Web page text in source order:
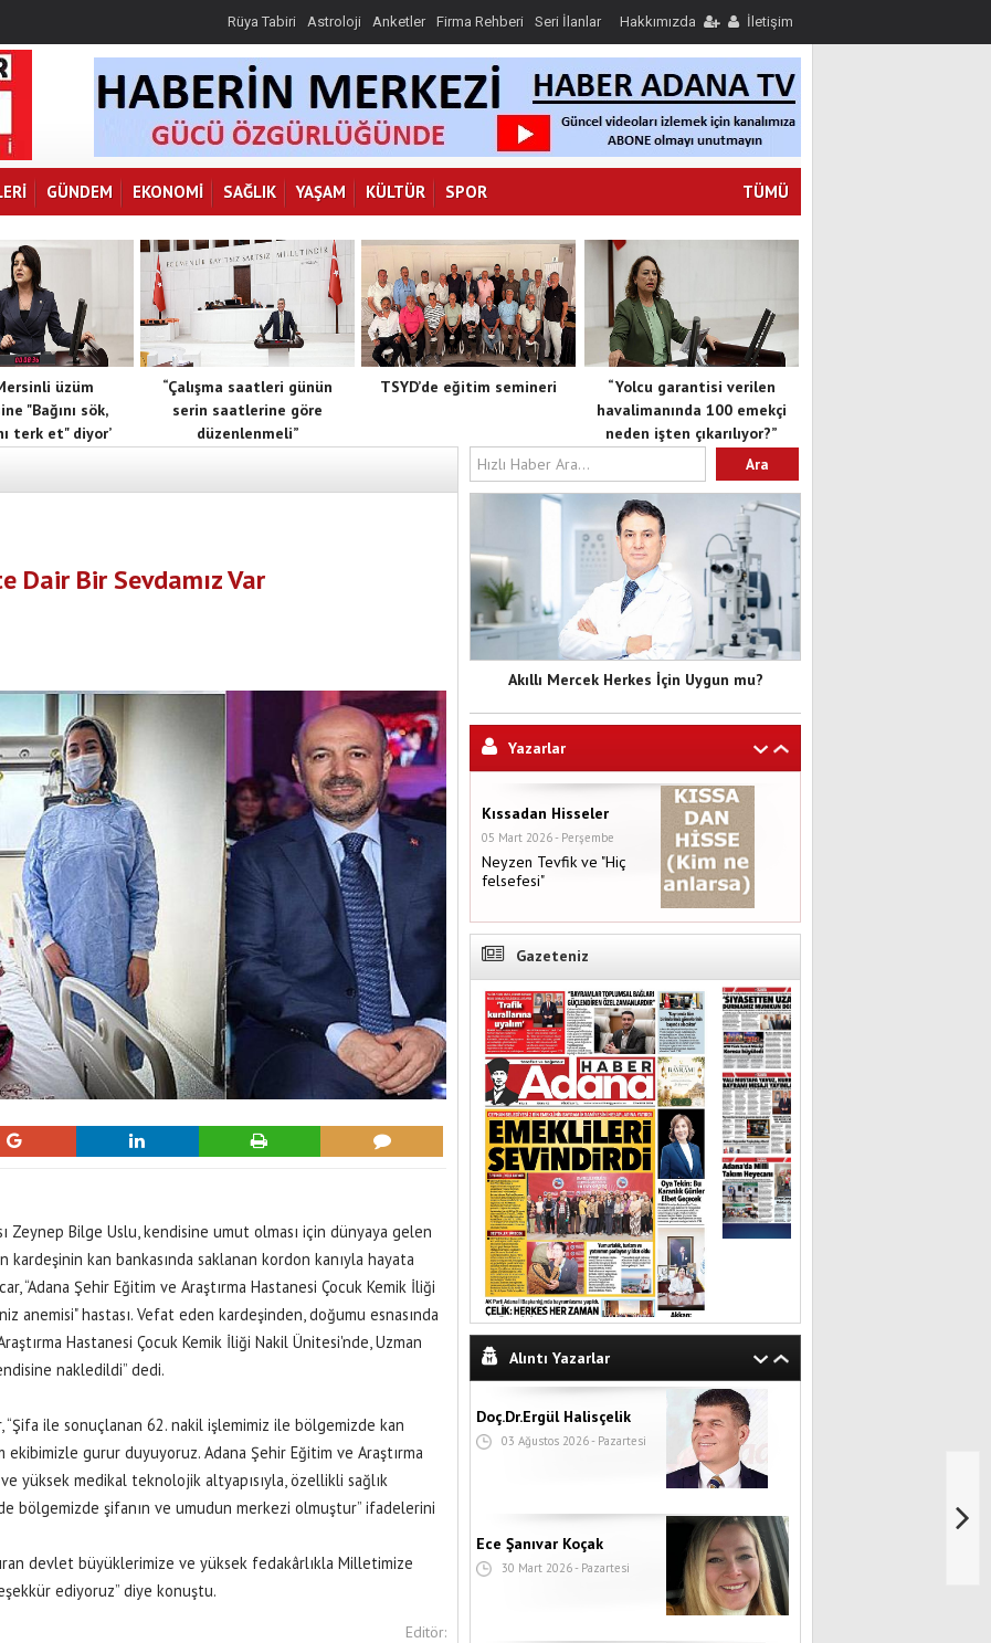
Rüya Tabiri Astroloji Anketler Firma Rehberi Seri İlanlar Hakkımızda İletişim
GÜNDEM EKONOMI SAĞLIK YAŞAM KÜLTÜR SPOR TÜMÜ
Mersinli üzüm
"Bağını sök,
terk et" diyor’
“Çalışma saatleri günün
serin saatlerine göre
düzenlenmeli”
“Yolcu garantisi verilen
havalimanında 100 emekçi
neden işten çıkarılıyor?”
TSYD’de eğitim semineri
Bir Sevdamız Var
Zeynep Bilge Uslu, kendisine umut olması için dünyaya gelen
kardeşinin kan bankasında saklanan kordon kanıyla hayata
“Adana Şehir Eğitim ve Araştırma Hastanesi Çocuk Kemik İliği
anemisi" hastası. Vefat eden kardeşinden, doğumu esnasında
Hastanesi Çocuk Kemik İliği Nakil Ünitesi'nde, Uzman
nakledildi” dedi.
“Şifa ile sonuçlanan 62. nakil işlemimiz ile bölgemizde kan
ekibimizle gurur duyuyoruz. Adana Şehir Eğitim ve Araştırma
yüksek medikal teknolojik altyapısıyla, özellikli sağlık
bölgemizde şifanın ve umudun merkezi olmuştur” ifadelerini
devlet büyüklerimize ve yüksek fedakârlıkla Milletimize
ediyoruz” diye konuştu.
Editör:
Akıllı Mercek Herkes İçin Uygun mu?
Yazarlar
Kıssadan Hisseler
05 Mart 2026 - Perşembe
Neyzen Tevfik ve "Hiç
felsefesi"
Gazeteniz
Alıntı Yazarlar
Doç.Dr.Ergül Halisçelik
03 Ağustos 2026 - Pazartesi
Ece Şanıvar Koçak
30 Mart 2026 - Pazartesi